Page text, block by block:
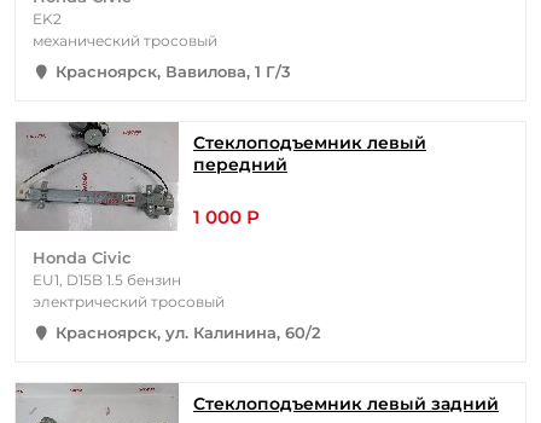
EK2
механический тросовый
Красноярск, Вавилова, 1 Г/3
Стеклоподъемник левый
передний
1 000 Р
Honda Civic
EU1, D15B 1.5 бензин
электрический тросовый
Красноярск, ул. Калинина, 60/2
Стеклоподъемник левый задний